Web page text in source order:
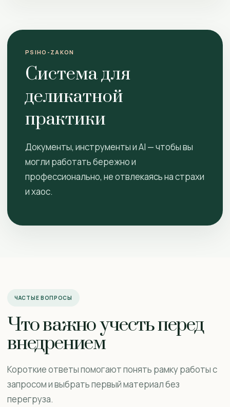
PSIHO-ZAKON
Система для
деликатной
практики
Документы, инструменты и AI — чтобы вы
могли работать бережно и
профессионально, не отвлекаясь на страхи
и хаос.
ЧАСТЫЕ ВОПРОСЫ
Что важно учесть перед
внедрением
Короткие ответы помогают понять рамку работы с
запросом и выбрать первый материал без
перегруза.